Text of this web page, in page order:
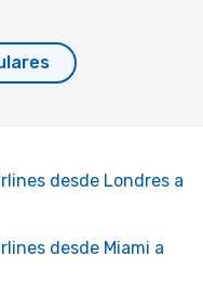
desde Londres a
desde Miami a